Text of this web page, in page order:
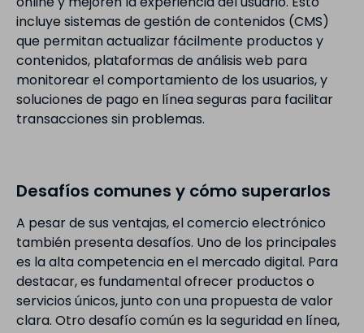
incluye sistemas de gestión de contenidos (CMS)
que permitan actualizar fácilmente productos y
contenidos, plataformas de análisis web para
monitorear el comportamiento de los usuarios, y
soluciones de pago en línea seguras para facilitar
transacciones sin problemas.
Desafíos comunes y cómo superarlos
A pesar de sus ventajas, el comercio electrónico
también presenta desafíos. Uno de los principales
es la alta competencia en el mercado digital. Para
destacar, es fundamental ofrecer productos o
servicios únicos, junto con una propuesta de valor
clara. Otro desafío común es la seguridad en línea,